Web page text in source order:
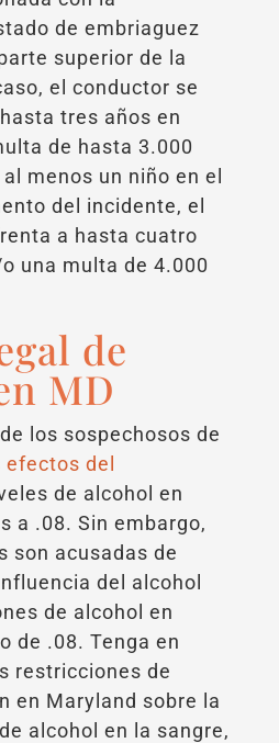
de embriaguez
superior de la
el conductor se
tres años en
de hasta 3.000
menos un niño en el
del incidente, el
a hasta cuatro
una multa de 4.000
de
MD
los sospechosos de
efectos del
de alcohol en
a .08. Sin embargo,
son acusadas de
del alcohol
de alcohol en
de .08. Tenga en
restricciones de
en Maryland sobre la
alcohol en la sangre,